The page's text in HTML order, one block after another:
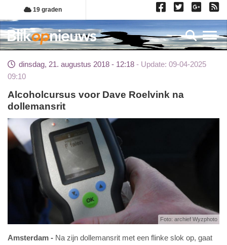
Overslaan
en
naar
de
gaan
19 graden
dinsdag, 21. augustus 2018 - 12:18
Update: 09-04-2025
09:10
Alcoholcursus voor Dave Roelvink na
dollemansrit
Foto: archief Wyzphoto
Amsterdam
Na zijn dollemansrit met een flinke slok op, gaat